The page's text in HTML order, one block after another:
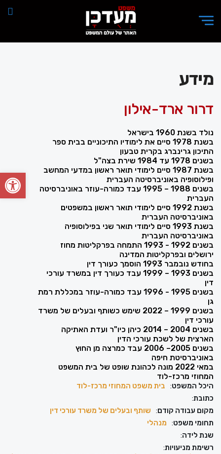
פתח
מידע
דרור ארד-אילון
נולד בשנת 1960 בישראל
בשנת 1978 סיים את לימודיו התיכוניים בבית ספר
התיכון גרינברג בקרית טבעון
בשנים 1978 עד 1984 שירת בצה"ל
בשנת 1987 סיים לימודי תואר ראשון במדעי המחשב
ופילוסופיה באוניברסיטה העברית
בשנים 1988 – 1995 עבד כמורה-עוזר באוניברסיטה
העברית
בשנת 1992 סיים לימודי תואר ראשון במשפטים
באוניברסיטה העברית
בשנת 1993 סיים לימודי תואר שני בפילוסופיה
באוניברסיטה העברית
בשנים 1992 - 1993 התמחה בפרקליטות מחוז
ירושלים ובפרקליטות המדינה
בחודש נובמבר 1993 הוסמך כעורך דין
בשנים 1993 – 1999 עבד כעורך דין במשרד עורכי
דין
בשנים 1995 - 1996 עבד כמורה-עוזר במכללת רמת
גן
בשנים 1999 – 2022 שימש כשותף ובעלים של משרד
עורכי דין
בשנים 2004 – 2014 כיהן כיו"ר ועדת האתיקה
הארצית של לשכת עורכי הדין
בשנים 2005– 2006 עבד כמרצה מן החוץ
באוניברסיטת חיפה
במאי 2022 מונה לכהונת שופט של בית המשפט
המחוזי מרכז-לוד
היכל המשפט:
בית משפט המחוזי מרכז-לוד
כתובת:
מקום עבודה קודם:
שותף ובעלים של משרד עורכי דין
תחומי משפט:
מנהלי
שנת לידה:
רשימת מניעויות: